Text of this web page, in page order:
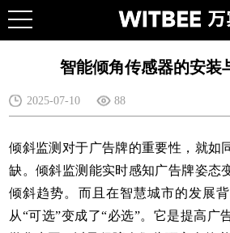
智能倾角传感器的安装
2025-07-10 88
倾斜监测对于广告牌的重要性，就如
缺。倾斜监测能实时感知广告牌姿态
倾斜趋势。而且在智慧城市的发展
从“可选”变成了“必选”。它是提高广